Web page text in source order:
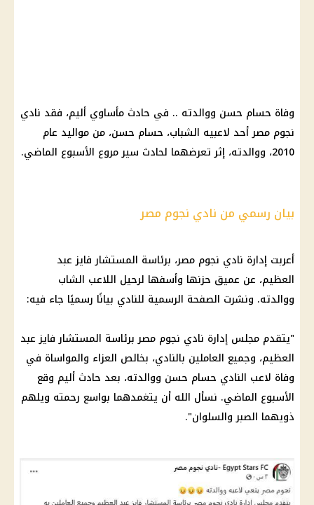
وفاة حسام حسن ووالدته .. في حادث مأساوي أليم، فقد نادي
نجوم مصر أحد لاعبيه الشباب، حسام حسن، من مواليد عام
2010، ووالدته، إثر تعرضهما لحادث سير مروع الأسبوع الماضي.
بيان رسمي من نادي نجوم مصر
أعربت إدارة نادي نجوم مصر، برئاسة المستشار فايز عبد
العظيم، عن عميق حزنها وأسفها لرحيل اللاعب الشاب
ووالدته. ونشرت الصفحة الرسمية للنادي بيانًا رسميًا جاء فيه:
"يتقدم مجلس إدارة نادي نجوم مصر برئاسة المستشار فايز عبد
العظيم، وجميع العاملين بالنادي، بخالص العزاء والمواساة في
وفاة لاعب النادي حسام حسن ووالدته، بعد حادث أليم وقع
الأسبوع الماضي. نسأل الله أن يتغمدهما بواسع رحمته ويلهم
ذويهما الصبر والسلوان".